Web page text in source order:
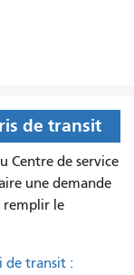
de transit
Centre de service
une demande
remplir le
de transit :